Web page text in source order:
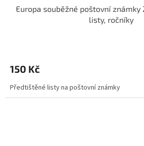
Europa souběžné poštovní známky
listy, ročníky
150 Kč
Předtištěné listy na poštovní známky